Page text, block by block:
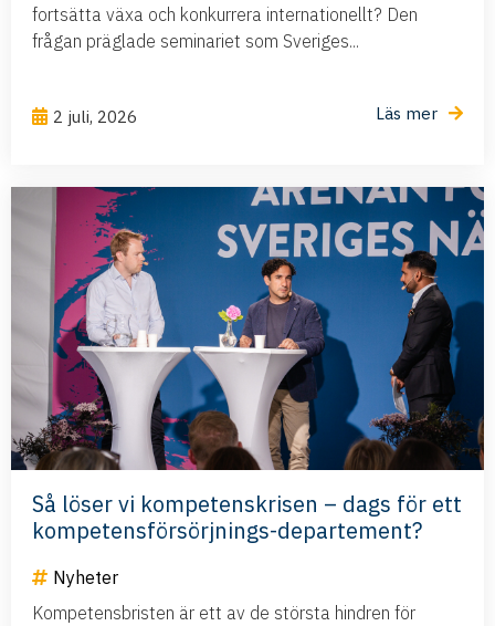
fortsätta växa och konkurrera internationellt? Den
frågan präglade seminariet som Sveriges...
2 juli, 2026 Läs mer
Så löser vi kompetenskrisen – dags för ett
kompetensförsörjnings-departement?
Nyheter
Kompetensbristen är ett av de största hindren för